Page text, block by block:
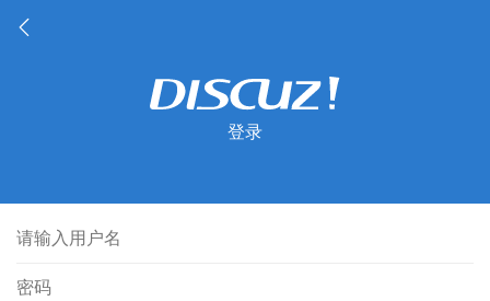
登录